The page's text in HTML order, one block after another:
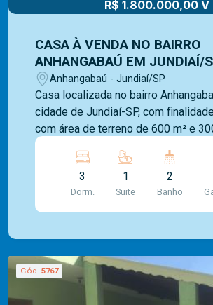
R$ 1.800.000,00 V
CASA À VENDA NO BAIRRO
ANHANGABAÚ EM JUNDIAÍ/
Anhangabaú - Jundiaí/SP
Casa localizada no bairro
cidade de Jundiaí-SP, com
com área de terreno de 600 m² e
construída, composto por uma casa
uma edícula no fundo. A casa é
dormitórios, sendo 1 suíte, sala,
área de serviço, barracão garagem e
ferramentas. Edícula com 2
transportes.
3
Dorm.
1
Suite
2
Banho
Cód. 5767